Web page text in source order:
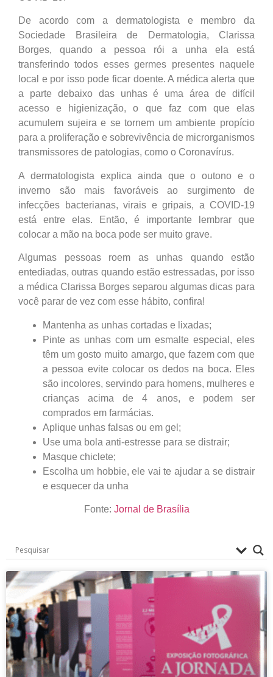
De acordo com a dermatologista e membro da
Sociedade Brasileira de Dermatologia, Clarissa
Borges, quando a pessoa rói a unha ela está
transferindo todos esses germes presentes naquele
local e por isso pode ficar doente. A médica alerta que
a parte debaixo das unhas é uma área de difícil
acesso e higienização, o que faz com que elas
acumulem sujeira e se tornem um ambiente propício
para a proliferação e sobrevivência de microrganismos
transmissores de patologias, como o Coronavírus.
A dermatologista explica ainda que o outono e o
inverno são mais favoráveis ao surgimento de
infecções bacterianas, virais e gripais, a COVID-19
está entre elas. Então, é importante lembrar que
colocar a mão na boca pode ser muito grave.
Algumas pessoas roem as unhas quando estão
entediadas, outras quando estão estressadas, por isso
a médica Clarissa Borges separou algumas dicas para
você parar de vez com esse hábito, confira!
Mantenha as unhas cortadas e lixadas;
Pinte as unhas com um esmalte especial, eles
têm um gosto muito amargo, que fazem com que
a pessoa evite colocar os dedos na boca. Eles
são incolores, servindo para homens, mulheres e
crianças acima de 4 anos, e podem ser
comprados em farmácias.
Aplique unhas falsas ou em gel;
Use uma bola anti-estresse para se distrair;
Masque chiclete;
Escolha um hobbie, ele vai te ajudar a se distrair
e esquecer da unha
Fonte: Jornal de Brasília